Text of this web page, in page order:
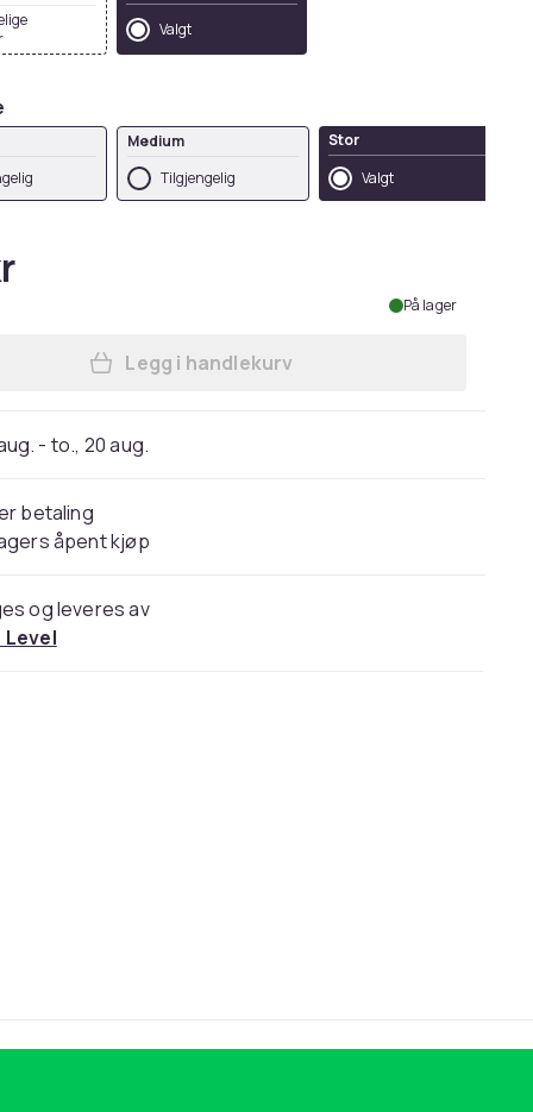
Valgt
Medium
Tilgjengelig
Stor
Valgt
På lager
Legg Klassisk Hettegenser |
Legg i handlekurv
- to., 20 aug.
betaling
åpent kjøp
og leveres av
Level